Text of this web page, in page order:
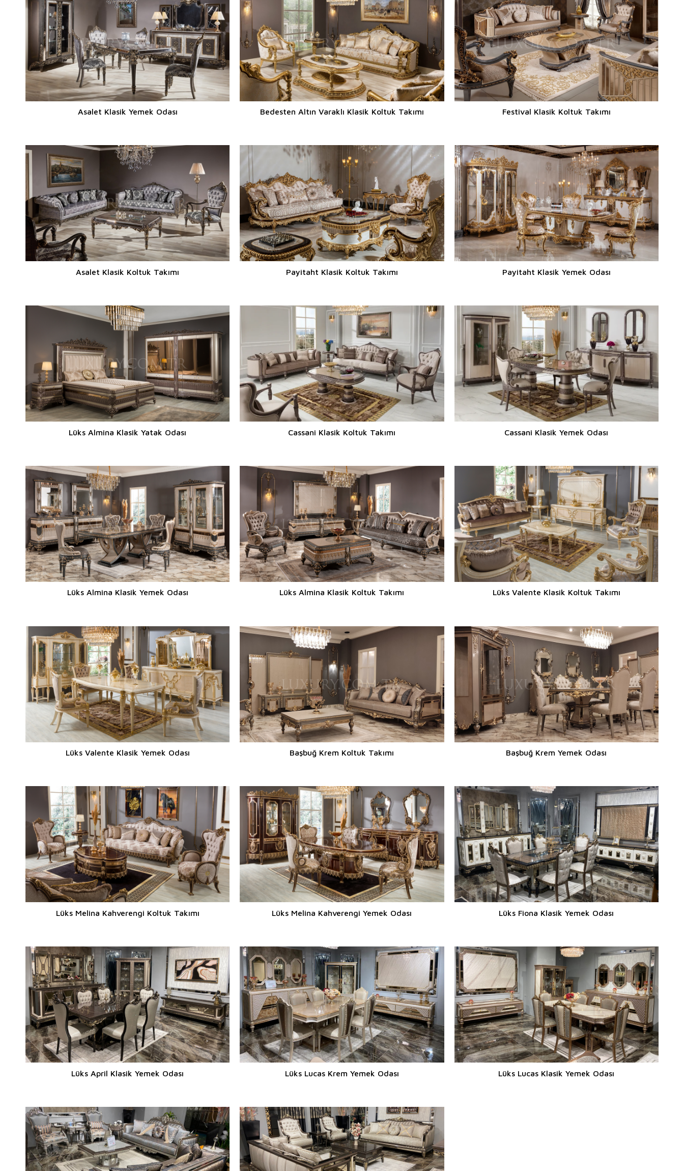
Asalet Klasik Yemek Odası Bedesten Altın Varaklı Klasik Koltuk Takımı Festival Klasik Koltuk Takımı
Asalet Klasik Koltuk Takımı Payitaht Klasik Koltuk Takımı Payitaht Klasik Yemek Odası
Lüks Almina Klasik Yatak Odası Cassani Klasik Koltuk Takımı Cassani Klasik Yemek Odası
Lüks Almina Klasik Yemek Odası Lüks Almina Klasik Koltuk Takımı Lüks Valente Klasik Koltuk Takımı
Lüks Valente Klasik Yemek Odası Başbuğ Krem Koltuk Takımı Başbuğ Krem Yemek Odası
Lüks Melina Kahverengi Koltuk Takımı Lüks Melina Kahverengi Yemek Odası Lüks Fiona Klasik Yemek Odası
Lüks April Klasik Yemek Odası Lüks Lucas Krem Yemek Odası Lüks Lucas Klasik Yemek Odası